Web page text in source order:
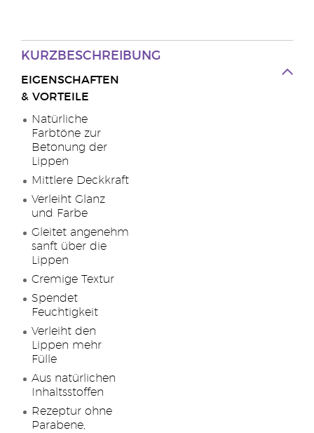
KURZBESCHREIBUNG
EIGENSCHAFTEN
& VORTEILE
Natürliche
Farbtöne zur
Betonung der
Lippen
Mittlere Deckkraft
Verleiht Glanz
und Farbe
Gleitet angenehm
sanft über die
Lippen
Cremige Textur
Spendet
Feuchtigkeit
Verleiht den
Lippen mehr
Fülle
Aus natürlichen
Inhaltsstoffen
Rezeptur ohne
Parabene,